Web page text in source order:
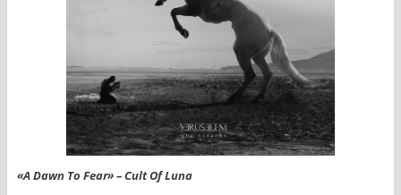
«A Dawn To Fear» – Cult Of Luna